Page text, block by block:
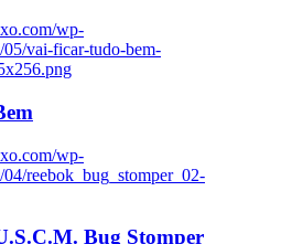
wp-
05/vai-ficar-tudo-bem-
wp-
reebok_bug_stomper_02-
Bug Stomper